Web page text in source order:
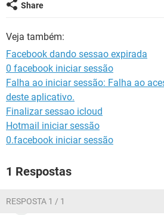
Share
Veja também:
Facebook dando sessao expirada
0 facebook iniciar sessão
Falha ao iniciar sessão: Falha ao
deste aplicativo.
Finalizar sessao icloud
Hotmail iniciar sessão
0.facebook iniciar sessão
1 Respostas
RESPOSTA 1 / 1